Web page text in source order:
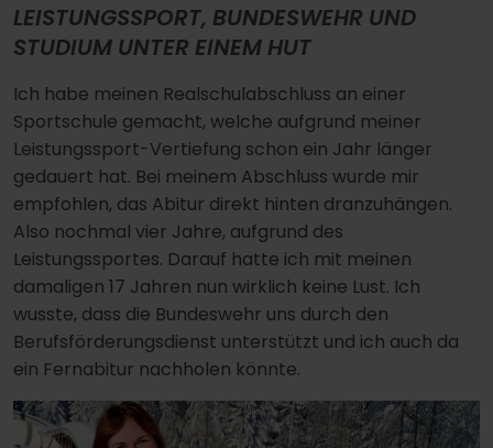
LEISTUNGSSPORT, BUNDESWEHR UND
STUDIUM UNTER EINEM HUT
Ich habe meinen Realschulabschluss an einer
Sportschule gemacht, welche aufgrund meiner
Leistungssport-Vertiefung schon ein Jahr länger
gedauert hat. Bei meinem Abschluss wurde mir
empfohlen, das Abitur direkt hinten dranzuhängen.
Also nochmal vier Jahre, aufgrund des
Leistungssportes. Darauf hatte ich mit meinen
damaligen 17 Jahren nun wirklich keine Lust. Ich
wusste, dass die Bundeswehr uns durch den
Berufsförderungsdienst unterstützt und ich auch da
ein Fernabitur nachholen könnte.